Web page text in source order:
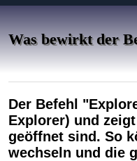
Was bewirkt der
Der Befehl
Explorer) und
geöffnet sind. So
wechseln und die